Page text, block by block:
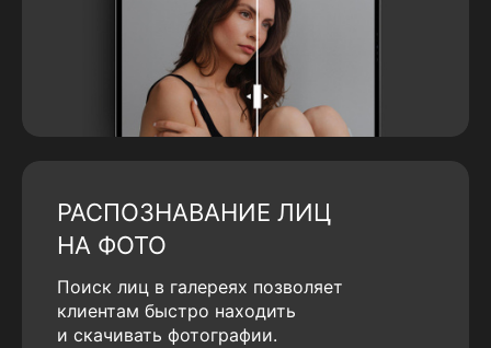
РАСПОЗНАВАНИЕ ЛИЦ
НА ФОТО
Поиск лиц в галереях позволяет
клиентам быстро находить
и скачивать фотографии.